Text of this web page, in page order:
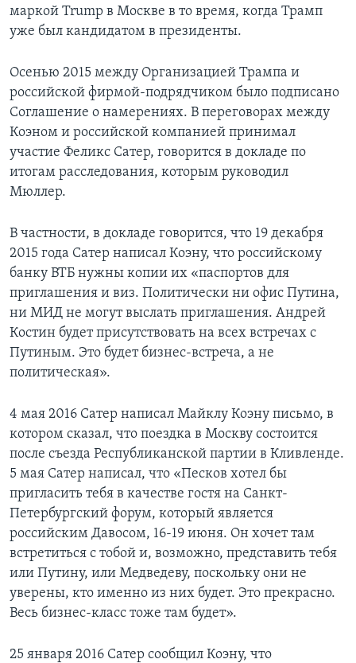
маркой Trump в Москве в то время, когда Трамп
уже был кандидатом в президенты.
Осенью 2015 между Организацией Трампа и
российской фирмой-подрядчиком было подписано
Соглашение о намерениях. В переговорах между
Коэном и российской компанией принимал
участие Феликс Сатер, говорится в докладе по
итогам расследования, которым руководил
Мюллер.
В частности, в докладе говорится, что 19 декабря
2015 года Сатер написал Коэну, что российскому
банку ВТБ нужны копии их «паспортов для
приглашения и виз. Политически ни офис Путина,
ни МИД не могут выслать приглашения. Андрей
Костин будет присутствовать на всех встречах с
Путиным. Это будет бизнес-встреча, а не
политическая».
4 мая 2016 Сатер написал Майклу Коэну письмо, в
котором сказал, что поездка в Москву состоится
после съезда Республиканской партии в Кливленде.
5 мая Сатер написал, что «Песков хотел бы
пригласить тебя в качестве гостя на Санкт-
Петербургский форум, который является
российским Давосом, 16-19 июня. Он хочет там
встретиться с тобой и, возможно, представить тебя
или Путину, или Медведеву, поскольку они не
уверены, кто именно из них будет. Это прекрасно.
Весь бизнес-класс тоже там будет».
25 января 2016 Сатер сообщил Коэну, что